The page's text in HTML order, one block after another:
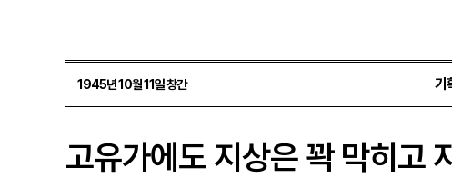
1945년 10월 11일 창간 기
고유가에도 지상은 꽉 막히고